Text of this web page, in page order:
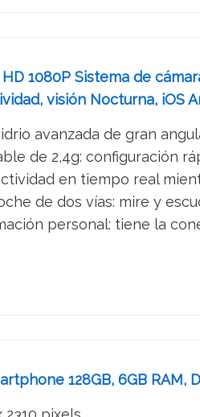
1080P Sistema de
visión Nocturna, iOS
avanzada de gran
de 2,4g: configuración
en tiempo real
de dos vías: mire y
personal: tiene la
128GB, 6GB RAM,